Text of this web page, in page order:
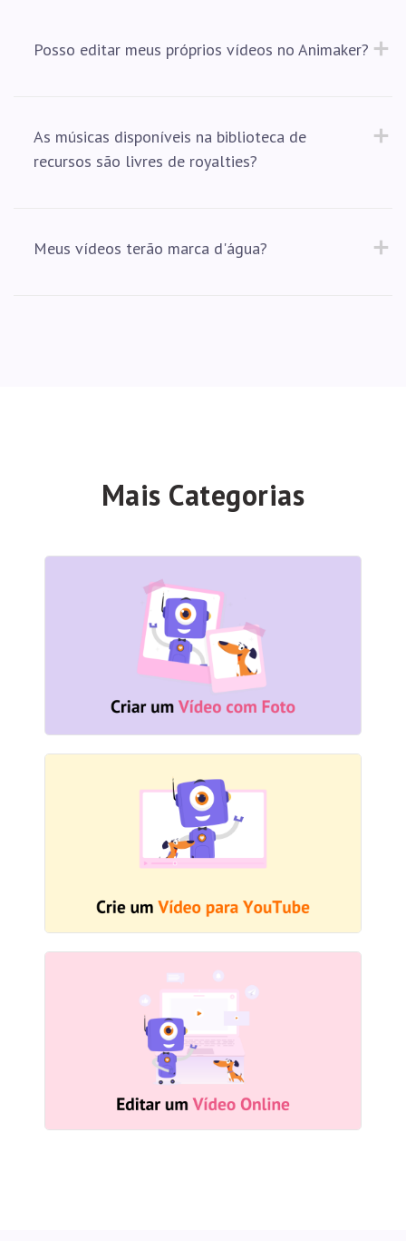
Posso editar meus próprios vídeos no Animaker?
As músicas disponíveis na biblioteca de
recursos são livres de royalties?
Meus vídeos terão marca d'água?
Mais Categorias